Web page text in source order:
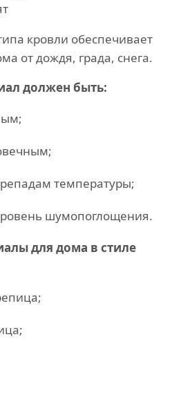
кровли обеспечивает
от дождя, града, снега.
должен быть:
температуры;
шумопоглощения.
для дома в стиле